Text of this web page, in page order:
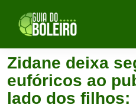
Zidane deixa
eufóricos ao
lado dos filhos: